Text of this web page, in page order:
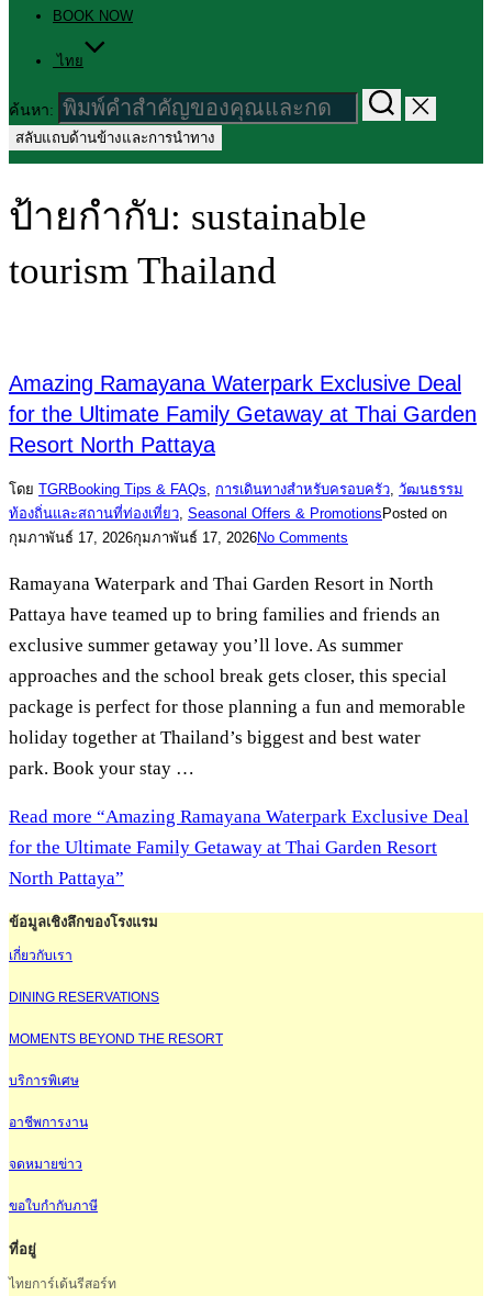
BOOK NOW
ไทย
ค้นหา:
สลับแถบด้านข้างและการนำทาง
ป้ายกำกับ: sustainable
tourism Thailand
Amazing Ramayana Waterpark Exclusive Deal
for the Ultimate Family Getaway at Thai Garden
Resort North Pattaya
โดย TGRBooking Tips & FAQs, การเดินทางสำหรับครอบครัว, วัฒนธรรม
ท้องถิ่นและสถานที่ท่องเที่ยว, Seasonal Offers & Promotions Posted on
กุมภาพันธ์ 17, 2026กุมภาพันธ์ 17, 2026No Comments
Ramayana Waterpark and Thai Garden Resort in North
Pattaya have teamed up to bring families and friends an
exclusive summer getaway you’ll love. As summer
approaches and the school break gets closer, this special
package is perfect for those planning a fun and memorable
holiday together at Thailand’s biggest and best water
park. Book your stay …
Read more “Amazing Ramayana Waterpark Exclusive Deal
for the Ultimate Family Getaway at Thai Garden Resort
North Pattaya”
ข้อมูลเชิงลึกของโรงแรม
เกี่ยวกับเรา
DINING RESERVATIONS
MOMENTS BEYOND THE RESORT
บริการพิเศษ
อาชีพการงาน
จดหมายข่าว
ขอใบกำกับภาษี
ที่อยู่
ไทยการ์เด้นรีสอร์ท